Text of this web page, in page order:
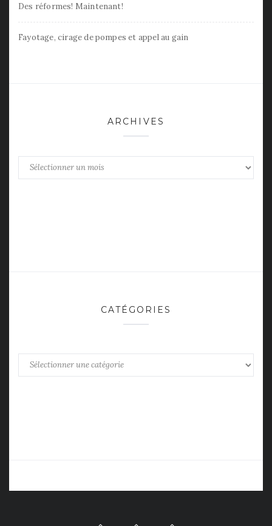
Des réformes! Maintenant!
Fayotage, cirage de pompes et appel au gain
ARCHIVES
Archives
CATÉGORIES
Catégories